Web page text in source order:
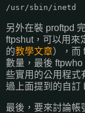
/usr/sbin/inetd
另外在裝 proftpd
ftpshut，可以用來
的教學文章），而
數量，最後
些實用的公用程式
過上面提到的自訂
最後，要來討論帳